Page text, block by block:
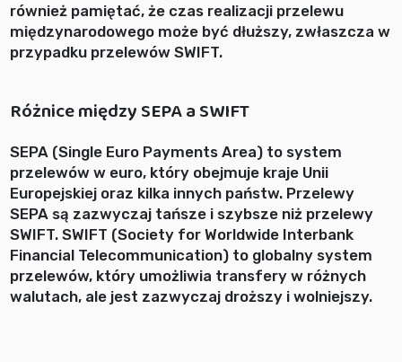
również pamiętać, że czas realizacji przelewu
międzynarodowego może być dłuższy, zwłaszcza w
przypadku przelewów SWIFT.
Różnice między SEPA a SWIFT
SEPA (Single Euro Payments Area) to system
przelewów w euro, który obejmuje kraje Unii
Europejskiej oraz kilka innych państw. Przelewy
SEPA są zazwyczaj tańsze i szybsze niż przelewy
SWIFT. SWIFT (Society for Worldwide Interbank
Financial Telecommunication) to globalny system
przelewów, który umożliwia transfery w różnych
walutach, ale jest zazwyczaj droższy i wolniejszy.